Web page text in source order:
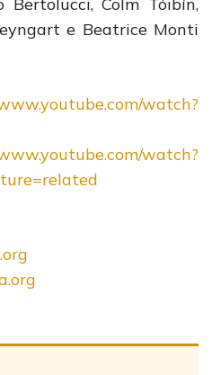
e Beatrice Monti
watch?
watch?